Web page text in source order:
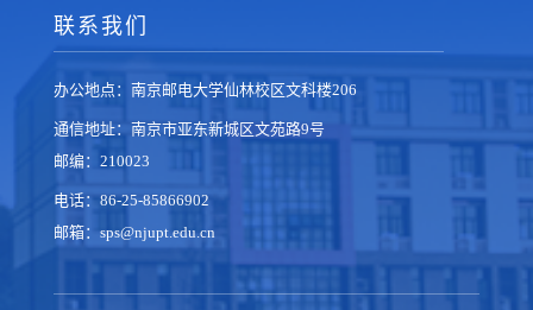
联系我们
办公地点：南京邮电大学仙林校区文科楼206
通信地址：南京市亚东新城区文苑路9号
邮编：210023
电话：86-25-85866902
邮箱：sps@njupt.edu.cn